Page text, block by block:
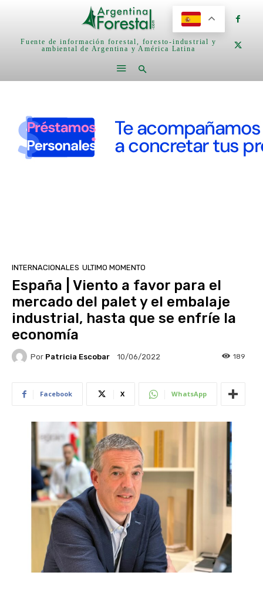
Fuente de información forestal, foresto-industrial y
ambiental de Argentina y América Latina
INTERNACIONALES ULTIMO MOMENTO
España | Viento a favor para el
mercado del palet y el embalaje
industrial, hasta que se enfríe la
economía
Por Patricia Escobar 10/06/2022 189
Facebook X WhatsApp